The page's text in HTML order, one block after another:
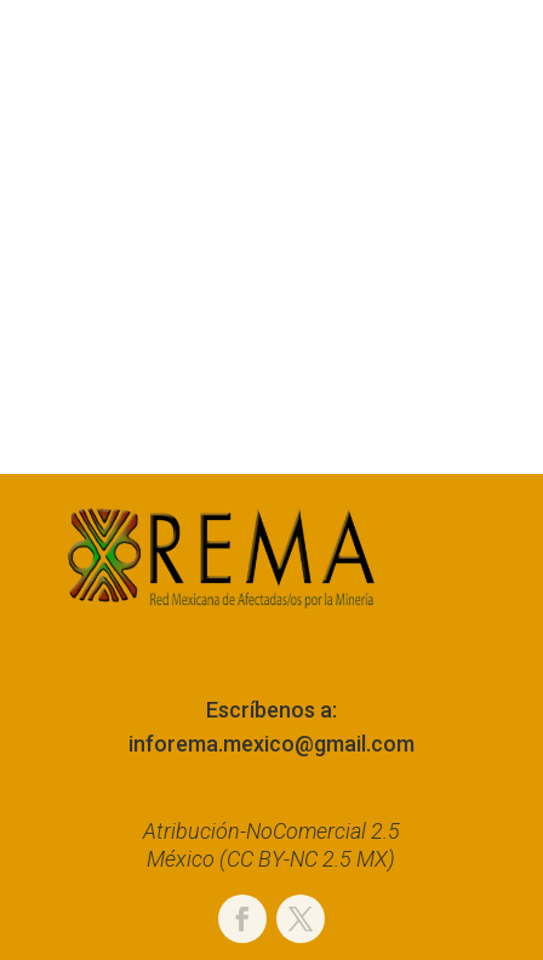
Escríbenos a:
inforema.mexico@gmail.com
Atribución-NoComercial 2.5
México (CC BY-NC 2.5 MX)